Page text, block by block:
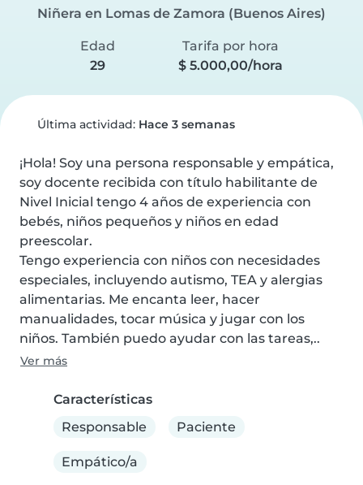
Niñera en Lomas de Zamora (Buenos Aires)
Edad
29
Tarifa por hora
$ 5.000,00/hora
Última actividad: Hace 3 semanas
¡Hola! Soy una persona responsable y empática,
soy docente recibida con título habilitante de
Nivel Inicial tengo 4 años de experiencia con
bebés, niños pequeños y niños en edad
preescolar.
Tengo experiencia con niños con necesidades
especiales, incluyendo autismo, TEA y alergias
alimentarias. Me encanta leer, hacer
manualidades, tocar música y jugar con los
niños. También puedo ayudar con las tareas,..
Ver más
Características
Responsable
Paciente
Empático/a